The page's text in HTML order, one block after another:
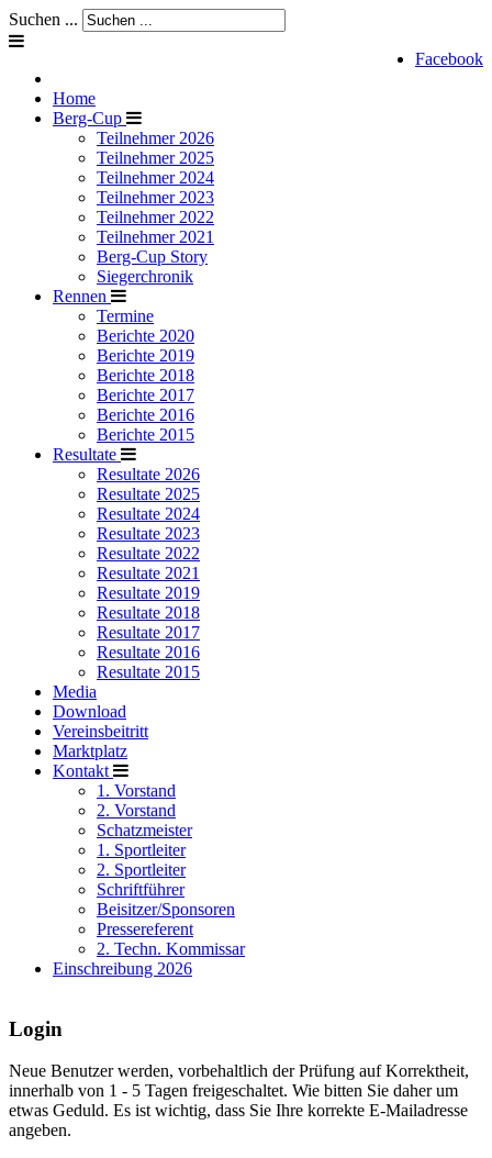
Suchen ...
Facebook
Home
Berg-Cup
Teilnehmer 2026
Teilnehmer 2025
Teilnehmer 2024
Teilnehmer 2023
Teilnehmer 2022
Teilnehmer 2021
Berg-Cup Story
Siegerchronik
Rennen
Termine
Berichte 2020
Berichte 2019
Berichte 2018
Berichte 2017
Berichte 2016
Berichte 2015
Resultate
Resultate 2026
Resultate 2025
Resultate 2024
Resultate 2023
Resultate 2022
Resultate 2021
Resultate 2019
Resultate 2018
Resultate 2017
Resultate 2016
Resultate 2015
Media
Download
Vereinsbeitritt
Marktplatz
Kontakt
1. Vorstand
2. Vorstand
Schatzmeister
1. Sportleiter
2. Sportleiter
Schriftführer
Beisitzer/Sponsoren
Pressereferent
2. Techn. Kommissar
Einschreibung 2026
Login
Neue Benutzer werden, vorbehaltlich der Prüfung auf Korrektheit,
innerhalb von 1 - 5 Tagen freigeschaltet. Wie bitten Sie daher um
etwas Geduld. Es ist wichtig, dass Sie Ihre korrekte E-Mailadresse
angeben.